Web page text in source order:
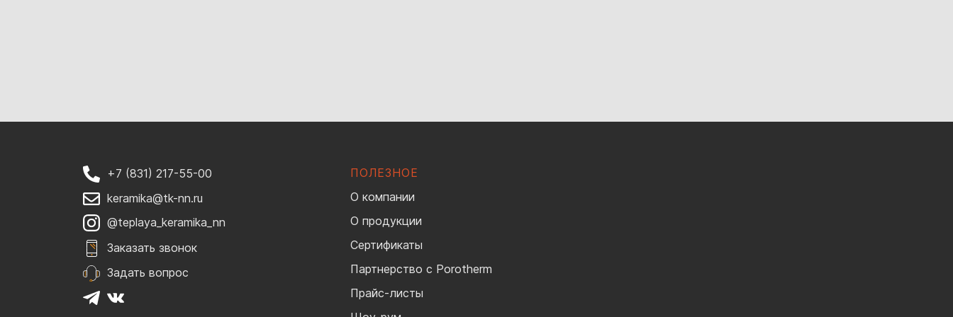
+7 (831) 217-55-00
keramika@tk-nn.ru
@teplaya_keramika_nn
Заказать звонок
Задать вопрос
ПОЛЕЗНОЕ
О компании
О продукции
Сертификаты
Партнерство с Porotherm
Прайс-листы